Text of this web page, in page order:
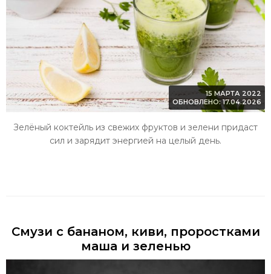
15 МАРТА 2022
ОБНОВЛЕНО: 17.04.2026
Зелёный коктейль из свежих фруктов и зелени придаст
сил и зарядит энергией на целый день.
Смузи с бананом, киви, проростками
маша и зеленью